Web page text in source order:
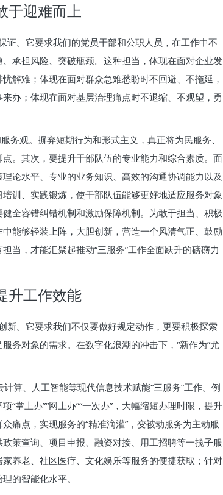
于迎难而上
证。它要求我们的党员干部和公职人员，在工作中不
承担风险、突破瓶颈。这种担当，体现在面对企业发
解难；体现在面对群众急难愁盼时不回避、不拖延，
办；体现在面对基层治理痛点时不退缩、不观望，勇
务观。摒弃短期行为和形式主义，真正将为民服务、
。其次，要提升干部队伍的专业能力和综合素质。面
论水平、专业的业务知识、高效的沟通协调能力以及
训、实践锻炼，使干部队伍能够更好地适应服务对象
全容错纠错机制和激励保障机制。为敢于担当、积极
能够轻装上阵，大胆创新，营造一个风清气正、鼓励
当，才能汇聚起推动“三服务”工作全面跃升的磅礴力
升工作效能
新。它要求我们不仅要做好规定动作，更要积极探索
务对象的需求。在数字化浪潮的冲击下，“新作为”尤
算、人工智能等现代信息技术赋能“三服务”工作。例
掌上办”“网上办”“一次办”，大幅缩短办理时限，提升
痛点，实现服务的“精准滴灌”，变被动服务为主动服
策查询、项目申报、融资对接、用工招聘等一揽子服
养老、社区医疗、文化娱乐等服务的便捷获取；针对
的智能化水平。